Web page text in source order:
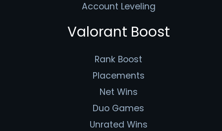
Account Leveling
Valorant Boost
Rank Boost
Placements
Net Wins
Duo Games
Unrated Wins